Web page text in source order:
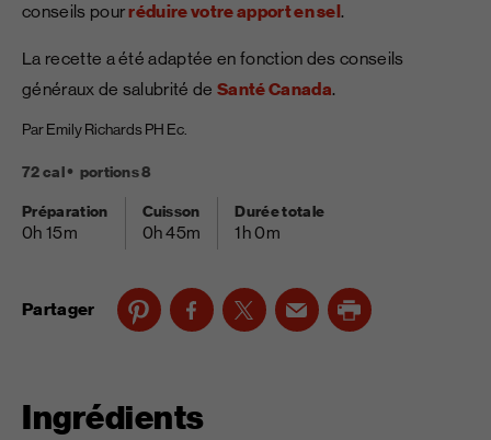
conseils pourréduire votre apport en sel.
La recette a été adaptée en fonction des conseils
généraux de salubrité deSanté Canada.
Par Emily Richards PH Ec.
72 cal
portions 8
Préparation
0h 15m
Cuisson
0h 45m
Durée totale
1h 0m
Partager
Ingrédients